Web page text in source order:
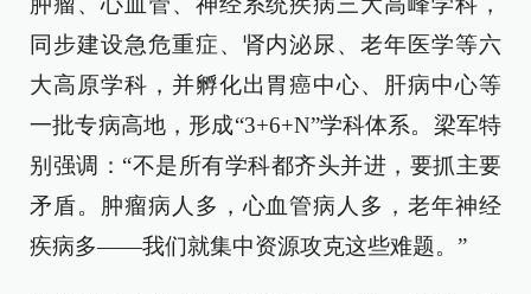
同步建设急危重症、肾内泌尿、老年医学等六
大高原学科，并孵化出胃癌中心、肝病中心等
一批专病高地，形成“3+6+N”学科体系。梁军特
别强调：“不是所有学科都齐头并进，要抓主要
矛盾。肿瘤病人多，心血管病人多，老年神经
疾病多——我们就集中资源攻克这些难题。”